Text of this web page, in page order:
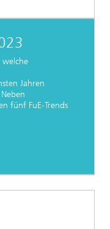
Jahren
fünf FuE-Trends